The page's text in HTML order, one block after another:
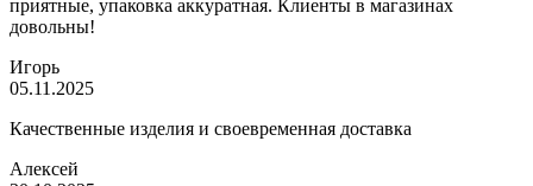
приятные, упаковка аккуратная. Клиенты в магазинах
довольны!
Игорь
05.11.2025
Качественные изделия и своевременная доставка
Алексей